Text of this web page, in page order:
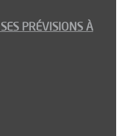
PRÉVISIONS À